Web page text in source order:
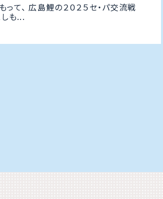
って、 広島鯉の２０２５セ・パ交流戦
も...